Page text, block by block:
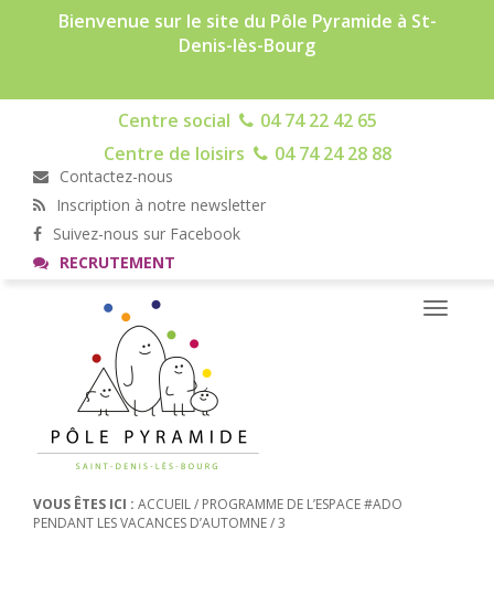
Bienvenue sur le site du Pôle Pyramide à St-
Denis-lès-Bourg
Centre social
04 74 22 42 65
Centre de loisirs
04 74 24 28 88
Contactez-nous
Inscription à notre newsletter
Suivez-nous sur Facebook
RECRUTEMENT
Toggle
VOUS ÊTES ICI : ACCUEIL/ PROGRAMME DE L’ESPACE #ADO
PENDANT LES VACANCES D’AUTOMNE/3